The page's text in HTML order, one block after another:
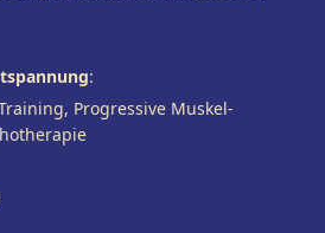
:
Progressive Muskel-